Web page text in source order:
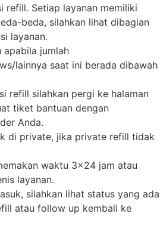
refill. Setiap layanan memiliki
beda, silahkan lihat dibagian
layanan.
apabila jumlah
lainnya saat ini berada dibawah
refill silahkan pergi ke halaman
tiket bantuan dengan
Anda.
di private, jika private refill tidak
waktu 3×24 jam atau
layanan.
silahkan lihat status yang ada
atau follow up kembali ke